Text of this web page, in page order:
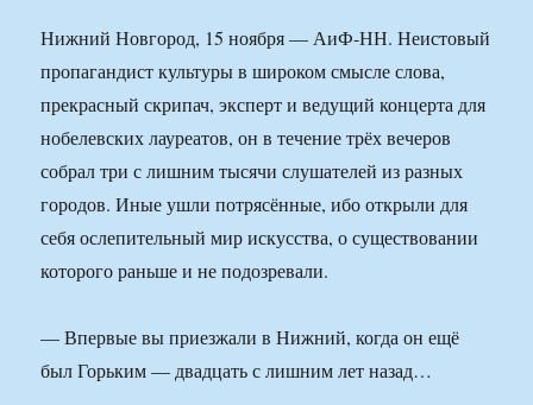
Нижний Новгород, 15 ноября — АиФ-НН. Неистовый
пропагандист культуры в широком смысле слова,
прекрасный скрипач, эксперт и ведущий концерта для
нобелевских лауреатов, он в течение трёх вечеров
собрал три с лишним тысячи слушателей из разных
городов. Иные ушли потрясённые, ибо открыли для
себя ослепительный мир искусства, о существовании
которого раньше и не подозревали.
— Впервые вы приезжали в Нижний, когда он ещё
был Горьким — двадцать с лишним лет назад…